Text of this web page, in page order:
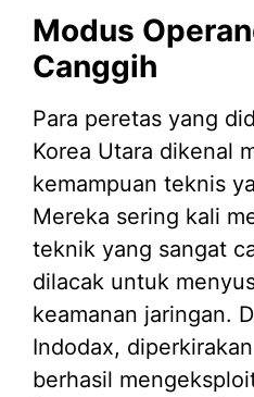
Modus
Canggih
Para peretas yang
Korea Utara dikenal
kemampuan teknis
Mereka sering kali
teknik yang sangat
dilacak untuk
keamanan jaringan.
Indodax,
berhasil